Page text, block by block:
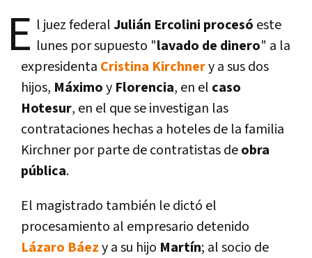
E l juez federalJulián Ercolini procesó este
lunes por supuesto "lavado de dinero" a la
expresidenta Cristina Kirchnery a sus dos
hijos, Máximoy Florencia, en el caso
Hotesur, en el que se investigan las
contrataciones hechas a hoteles de la familia
Kirchner por parte de contratistas deobra
pública.
El magistrado también le dictó el
procesamiento al empresario detenido
Lázaro Báezy a su hijo Martí­n; al socio de